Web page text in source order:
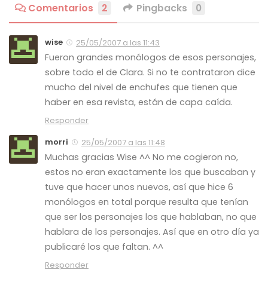
Comentarios 2 Pingbacks 0
wise 25/05/2007 a las 11:43
Fueron grandes monólogos de esos personajes,
sobre todo el de Clara. Si no te contrataron dice
mucho del nivel de enchufes que tienen que
haber en esa revista, están de capa caída.
Responder
morri
25/05/2007 a las 11:48
Muchas gracias Wise ^^ No me cogieron no,
estos no eran exactamente los que buscaban y
tuve que hacer unos nuevos, así que hice 6
monólogos en total porque resulta que tenían
que ser los personajes los que hablaban, no que
hablara de los personajes. Así que en otro día ya
publicaré los que faltan. ^^
Responder